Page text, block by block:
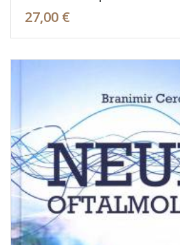
27,00 €